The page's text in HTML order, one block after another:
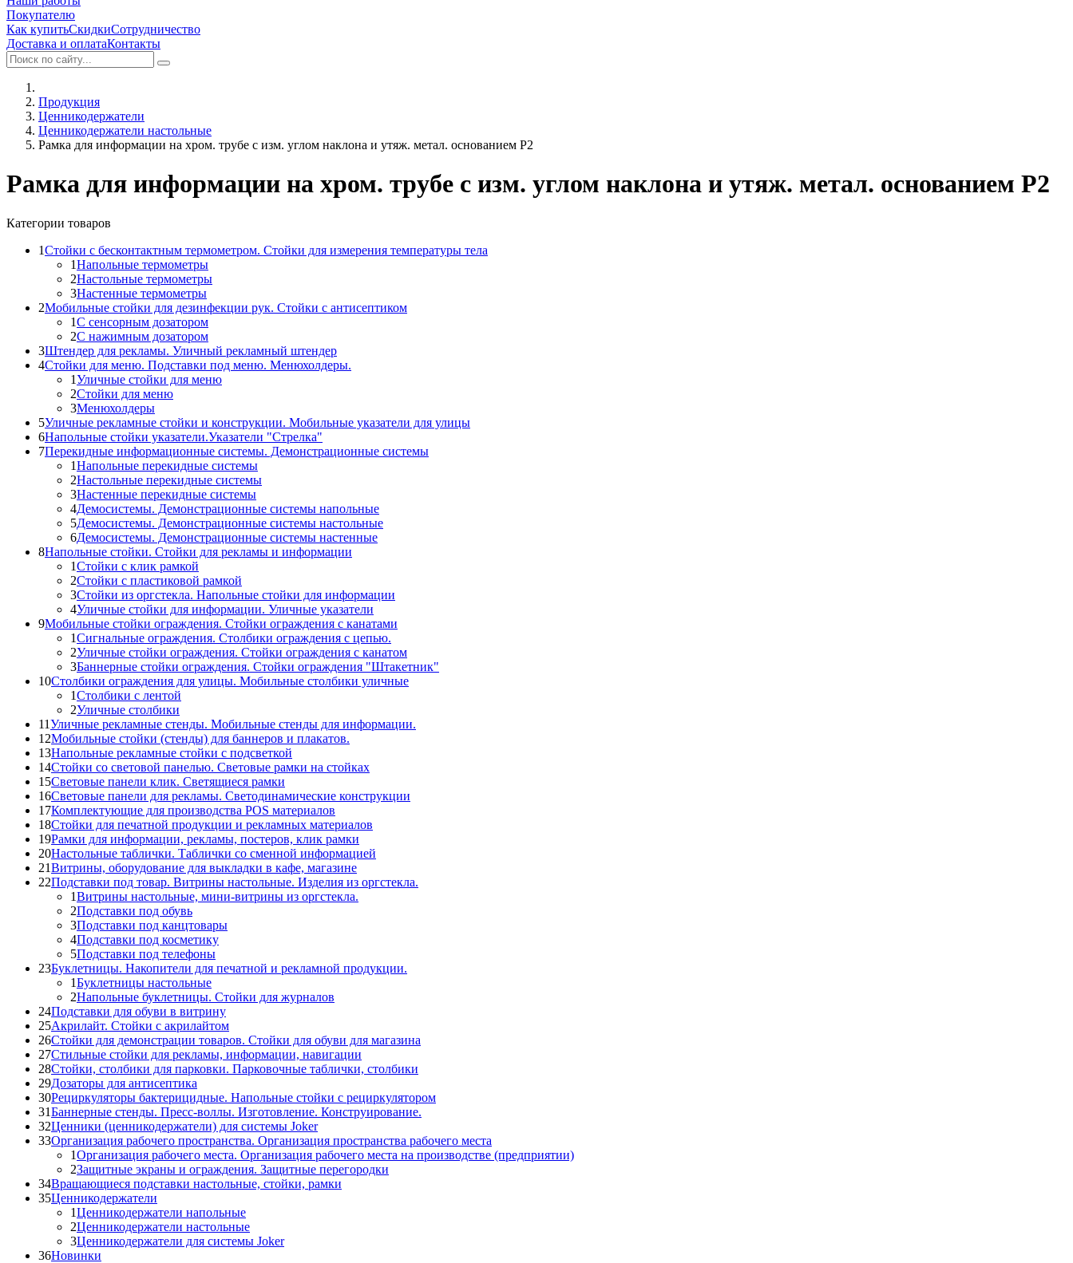
Покупателю
Как купитьСкидкиСотрудничество
Доставка и оплатаКонтакты
Продукция
Ценникодержатели
Ценникодержатели настольные
Рамка для информации на хром. трубе с изм. углом наклона и утяж. метал. основанием P2
Рамка для информации на хром. трубе с изм. углом наклона и утяж. метал. основанием P2
Категории товаров
1Стойки с бесконтактным термометром. Стойки для измерения температуры тела
1Напольные термометры
2Настольные термометры
3Настенные термометры
2Мобильные стойки для дезинфекции рук. Стойки с антисептиком
1С сенсорным дозатором
2С нажимным дозатором
3Штендер для рекламы. Уличный рекламный штендер
4Стойки для меню. Подставки под меню. Менюхолдеры.
1Уличные стойки для меню
2Стойки для меню
3Менюхолдеры
5Уличные рекламные стойки и конструкции. Мобильные указатели для улицы
6Напольные стойки указатели.Указатели "Стрелка"
7Перекидные информационные системы. Демонстрационные системы
1Напольные перекидные системы
2Настольные перекидные системы
3Настенные перекидные системы
4Демосистемы. Демонстрационные системы напольные
5Демосистемы. Демонстрационные системы настольные
6Демосистемы. Демонстрационные системы настенные
8Напольные стойки. Стойки для рекламы и информации
1Стойки с клик рамкой
2Стойки с пластиковой рамкой
3Стойки из оргстекла. Напольные стойки для информации
4Уличные стойки для информации. Уличные указатели
9Мобильные стойки ограждения. Стойки ограждения с канатами
1Сигнальные ограждения. Столбики ограждения с цепью.
2Уличные стойки ограждения. Стойки ограждения с канатом
3Баннерные стойки ограждения. Стойки ограждения "Штакетник"
10Столбики ограждения для улицы. Мобильные столбики уличные
1Столбики с лентой
2Уличные столбики
11Уличные рекламные стенды. Мобильные стенды для информации.
12Мобильные стойки (стенды) для баннеров и плакатов.
13Напольные рекламные стойки с подсветкой
14Стойки со световой панелью. Световые рамки на стойках
15Световые панели клик. Светящиеся рамки
16Световые панели для рекламы. Светодинамические конструкции
17Комплектующие для производства POS материалов
18Стойки для печатной продукции и рекламных материалов
19Рамки для информации, рекламы, постеров, клик рамки
20Настольные таблички. Таблички со сменной информацией
21Витрины, оборудование для выкладки в кафе, магазине
22Подставки под товар. Витрины настольные. Изделия из оргстекла.
1Витрины настольные, мини-витрины из оргстекла.
2Подставки под обувь
3Подставки под канцтовары
4Подставки под косметику
5Подставки под телефоны
23Буклетницы. Накопители для печатной и рекламной продукции.
1Буклетницы настольные
2Напольные буклетницы. Стойки для журналов
24Подставки для обуви в витрину
25Акрилайт. Стойки с акрилайтом
26Стойки для демонстрации товаров. Стойки для обуви для магазина
27Стильные стойки для рекламы, информации, навигации
28Стойки, столбики для парковки. Парковочные таблички, столбики
29Дозаторы для антисептика
30Рециркуляторы бактерицидные. Напольные стойки с рециркулятором
31Баннерные стенды. Пресс-воллы. Изготовление. Конструирование.
32Ценники (ценникодержатели) для системы Joker
33Организация рабочего пространства. Организация пространства рабочего места
1Организация рабочего места. Организация рабочего места на производстве (предприятии)
2Защитные экраны и ограждения. Защитные перегородки
34Вращающиеся подставки настольные, стойки, рамки
35Ценникодержатели
1Ценникодержатели напольные
2Ценникодержатели настольные
3Ценникодержатели для системы Joker
36Новинки